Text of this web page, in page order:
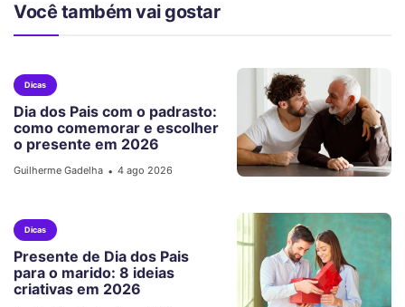
Você também vai gostar
Dicas
Dia dos Pais com o padrasto:
como comemorar e escolher
o presente em 2026
Guilherme Gadelha • 4 ago 2026
Dicas
Presente de Dia dos Pais
para o marido: 8 ideias
criativas em 2026